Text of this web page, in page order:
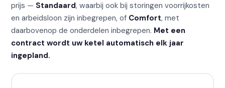
prijs — Standaard, waarbij ook bij storingen voorrijkosten
en arbeidsloon zijn inbegrepen, of Comfort, met
daarbovenop de onderdelen inbegrepen. Met een
contract wordt uw ketel automatisch elk jaar
ingepland.